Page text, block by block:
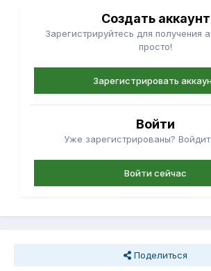
Создать аккаунт
Зарегистрируйтесь для получения
просто!
Зарегистрировать
Войти
Уже зарегистрированы?
Войти сейчас
Поделиться